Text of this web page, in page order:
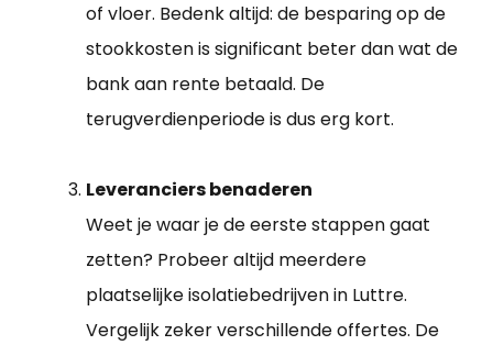
of vloer. Bedenk altijd: de besparing op de
stookkosten is significant beter dan wat de
bank aan rente betaald. De
terugverdienperiode is dus erg kort.
Leveranciers benaderen
Weet je waar je de eerste stappen gaat
zetten? Probeer altijd meerdere
plaatselijke isolatiebedrijven in Luttre.
Vergelijk zeker verschillende offertes. De